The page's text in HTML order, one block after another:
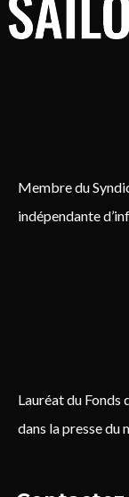
Membre du
indépendante
Lauréat du Fonds
dans la presse du